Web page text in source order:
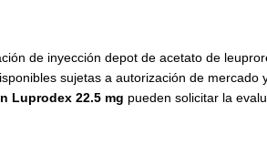
de inyección depot de acetato de
sujetas a autorización de mercado
Luprodex 22.5 mg pueden solicitar la